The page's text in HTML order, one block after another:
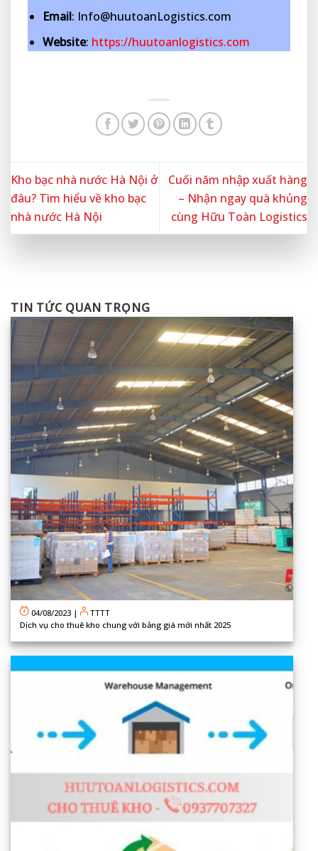
Email: Info@huutoanLogistics.com
Website: https://huutoanlogistics.com
Kho bạc nhà nước Hà Nội ở
đâu? Tìm hiểu về kho bạc
nhà nước Hà Nội
Cuối năm nhập xuất hàng
– Nhận ngay quà khủng
cùng Hữu Toàn Logistics
TIN TỨC QUAN TRỌNG
04/08/2023 |
TTTT
Dịch vụ cho thuê kho chung với bảng giá mới nhất 2025